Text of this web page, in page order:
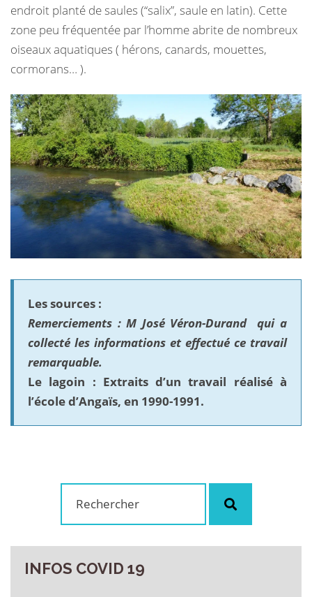
endroit planté de saules (“salix”, saule en latin). Cette
zone peu fréquentée par l’homme abrite de nombreux
oiseaux aquatiques ( hérons, canards, mouettes,
cormorans… ).
Les sources :
Remerciements : M José Véron-Durand qui a
collecté les informations et effectué ce travail
remarquable.
Le lagoin : Extraits d’un travail réalisé à
l’école d’Angaïs, en 1990-1991.
Rechercher
INFOS COVID 19